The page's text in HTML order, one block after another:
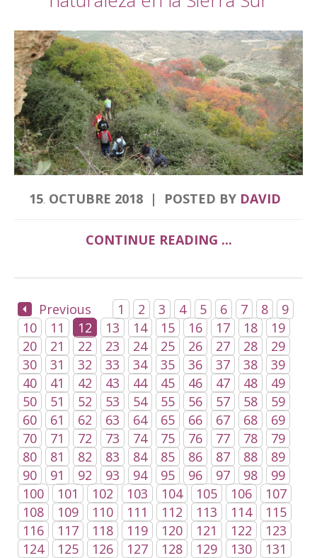
15. OCTUBRE 2018 POSTED BY DAVID
CONTINUE READING ...
Previous 1 2 3 4 5 6 7 8
9
10
11 12 13 14 15 16 17 18
19
20
21 22 23 24 25 26 27 28
29
30
31 32 33 34 35 36 37 38
39
40
41 42 43 44 45 46 47 48
49
50
51 52 53 54 55 56 57 58
59
60
61 62 63 64 65 66 67 68
69
70
71 72 73 74 75 76 77 78
79
80
81 82 83 84 85 86 87 88
89
90
91 92 93 94 95 96 97 98
99
100
101 102 103 104 105 106
107
108
109 110 111 112 113 114
115
116
117 118 119 120 121 122
123
124
125 126 127 128 129 130
131